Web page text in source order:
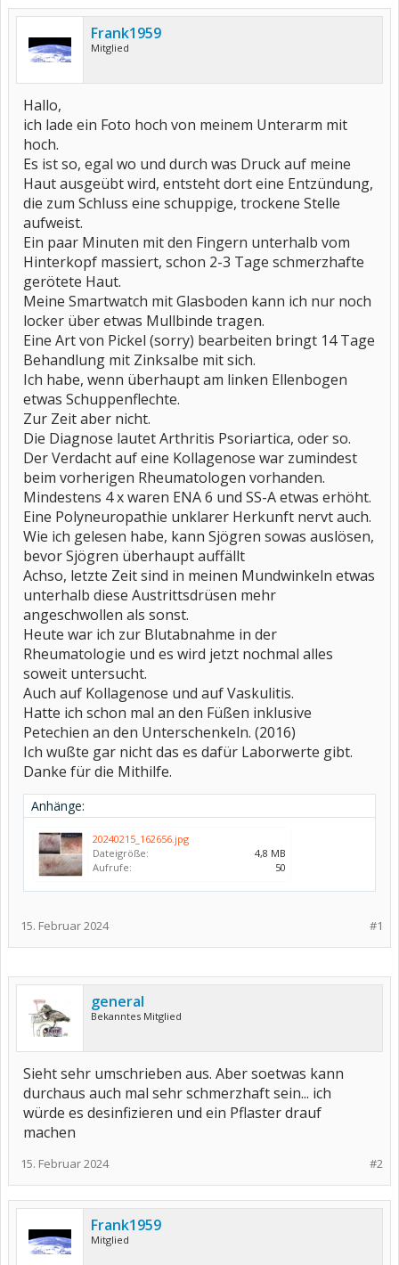
Frank1959
Mitglied
Hallo,
ich lade ein Foto hoch von meinem Unterarm mit
hoch.
Es ist so, egal wo und durch was Druck auf meine
Haut ausgeübt wird, entsteht dort eine Entzündung,
die zum Schluss eine schuppige, trockene Stelle
aufweist.
Ein paar Minuten mit den Fingern unterhalb vom
Hinterkopf massiert, schon 2-3 Tage schmerzhafte
gerötete Haut.
Meine Smartwatch mit Glasboden kann ich nur noch
locker über etwas Mullbinde tragen.
Eine Art von Pickel (sorry) bearbeiten bringt 14 Tage
Behandlung mit Zinksalbe mit sich.
Ich habe, wenn überhaupt am linken Ellenbogen
etwas Schuppenflechte.
Zur Zeit aber nicht.
Die Diagnose lautet Arthritis Psoriartica, oder so.
Der Verdacht auf eine Kollagenose war zumindest
beim vorherigen Rheumatologen vorhanden.
Mindestens 4 x waren ENA 6 und SS-A etwas erhöht.
Eine Polyneuropathie unklarer Herkunft nervt auch.
Wie ich gelesen habe, kann Sjögren sowas auslösen,
bevor Sjögren überhaupt auffällt
Achso, letzte Zeit sind in meinen Mundwinkeln etwas
unterhalb diese Austrittsdrüsen mehr
angeschwollen als sonst.
Heute war ich zur Blutabnahme in der
Rheumatologie und es wird jetzt nochmal alles
soweit untersucht.
Auch auf Kollagenose und auf Vaskulitis.
Hatte ich schon mal an den Füßen inklusive
Petechien an den Unterschenkeln. (2016)
Ich wußte gar nicht das es dafür Laborwerte gibt.
Danke für die Mithilfe.
Anhänge:
20240215_162656.jpg
Dateigröße:
4,8 MB
Aufrufe:
50
#1
15. Februar 2024
general
Bekanntes Mitglied
Sieht sehr umschrieben aus. Aber soetwas kann
durchaus auch mal sehr schmerzhaft sein... ich
würde es desinfizieren und ein Pflaster drauf
machen
#2
15. Februar 2024
Frank1959
Mitglied